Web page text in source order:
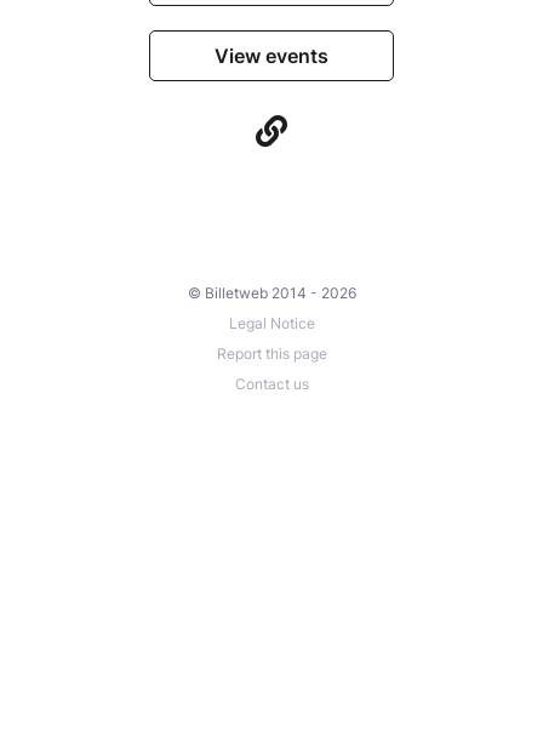
View events
© Billetweb 2014 - 2026
Legal Notice
Report this page
Contact us